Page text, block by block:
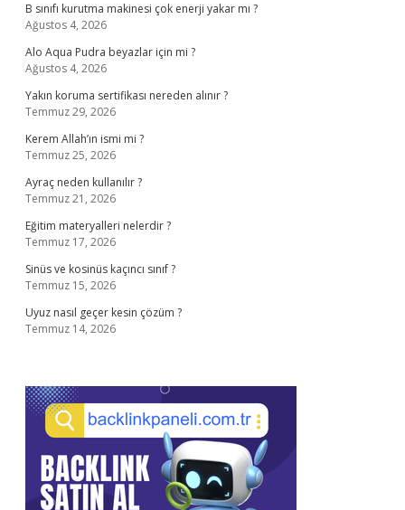
B sınıfı kurutma makinesi çok enerji yakar mı ?
Ağustos 4, 2026
Alo Aqua Pudra beyazlar için mi ?
Ağustos 4, 2026
Yakın koruma sertifikası nereden alınır ?
Temmuz 29, 2026
Kerem Allah’ın ismi mi ?
Temmuz 25, 2026
Ayraç neden kullanılır ?
Temmuz 21, 2026
Eğitim materyalleri nelerdir ?
Temmuz 17, 2026
Sinüs ve kosinüs kaçıncı sınıf ?
Temmuz 15, 2026
Uyuz nasıl geçer kesin çözüm ?
Temmuz 14, 2026